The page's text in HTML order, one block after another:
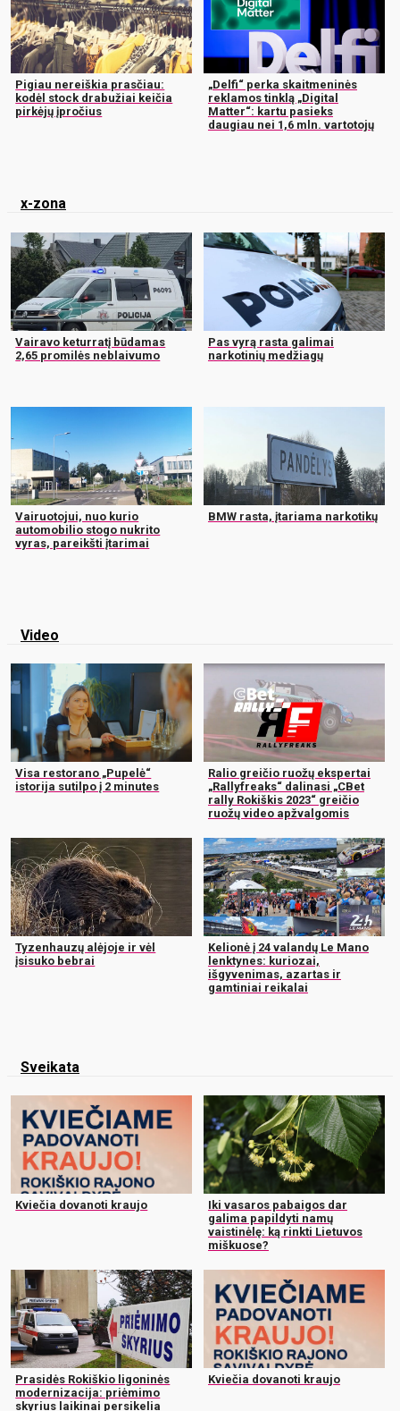
Pigiau nereiškia prasčiau:
kodėl stock drabužiai keičia
pirkėjų įpročius
„Delfi“ perka skaitmeninės
reklamos tinklą „Digital
Matter“: kartu pasieks
daugiau nei 1,6 mln. vartotojų
x-zona
Vairavo keturratį būdamas
2,65 promilės neblaivumo
Pas vyrą rasta galimai
narkotinių medžiagų
Vairuotojui, nuo kurio
automobilio stogo nukrito
vyras, pareikšti įtarimai
BMW rasta, įtariama narkotikų
Video
Visa restorano „Pupelė“
istorija sutilpo į 2 minutes
Ralio greičio ruožų ekspertai
„Rallyfreaks“ dalinasi „CBet
rally Rokiškis 2023“ greičio
ruožų video apžvalgomis
Tyzenhauzų alėjoje ir vėl
įsisuko bebrai
Kelionė į 24 valandų Le Mano
lenktynes: kuriozai,
išgyvenimas, azartas ir
gamtiniai reikalai
Sveikata
Kviečia dovanoti kraujo
Iki vasaros pabaigos dar
galima papildyti namų
vaistinėlę: ką rinkti Lietuvos
miškuose?
Prasidės Rokiškio ligoninės
modernizacija: priėmimo
skyrius laikinai persikelia
Kviečia dovanoti kraujo